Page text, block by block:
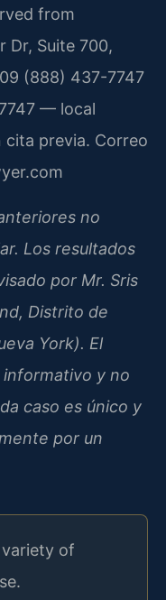
from
Dr, Suite 700,
(888) 437-7747
— local
cita previa. Correo
no
Los resultados
por Mr. Sris
Distrito de
York). El
y no
caso es único y
por un
variety of